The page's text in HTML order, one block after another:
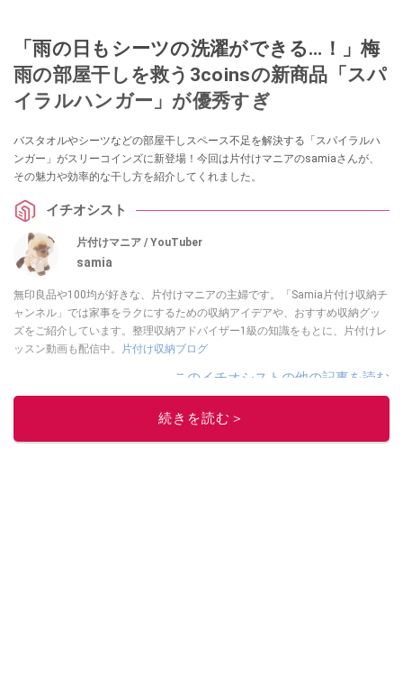
「雨の日もシーツの洗濯ができる…！」梅
雨の部屋干しを救う3coinsの新商品「スパ
イラルハンガー」が優秀すぎ
バスタオルやシーツなどの部屋干しスペース不足を解決する「スパイラルハ
ンガー」がスリーコインズに新登場！今回は片付けマニアのsamiaさんが、
その魅力や効率的な干し方を紹介してくれました。
イチオシスト
片付けマニア / YouTuber
samia
無印良品や100均が好きな、片付けマニアの主婦です。「Samia片付け収納チ
ャンネル」では家事をラクにするための収納アイデアや、おすすめ収納グッ
ズをご紹介しています。整理収納アドバイザー1級の知識をもとに、片付けレ
ッスン動画も配信中。
片付け収納ブログ
このイチオシストの他の記事を読む
続きを読む＞